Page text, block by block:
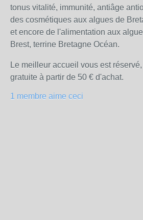
tonus vitalité, immunité, antiâge
des cosmétiques aux algues de
et encore de l'alimentation aux
Brest, terrine Bretagne Océan.
Le meilleur accueil vous est
gratuite à partir de 50 € d'achat.
1 membre aime ceci